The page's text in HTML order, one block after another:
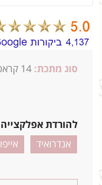
סוג מתכת: 14
להורדת
אנדרואיד